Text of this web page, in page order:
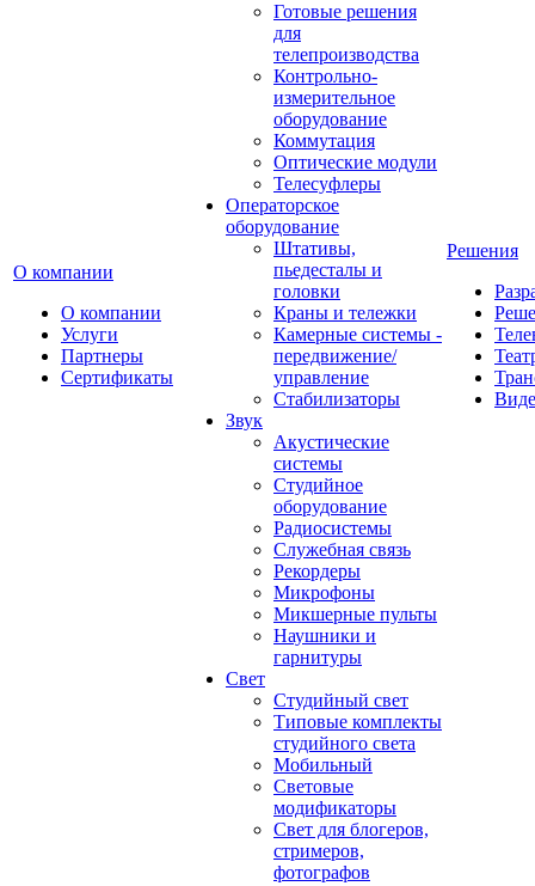
О компании
О компании
Услуги
Партнеры
Сертификаты
Готовые решения
для
телепроизводства
Контрольно-
измерительное
оборудование
Коммутация
Оптические модули
Телесуфлеры
Операторское
оборудование
Штативы,
пьедесталы и
головки
Краны и тележки
Камерные системы -
передвижение/
управление
Стабилизаторы
Звук
Акустические
системы
Студийное
оборудование
Радиосистемы
Служебная связь
Рекордеры
Микрофоны
Микшерные пульты
Наушники и
гарнитуры
Свет
Студийный свет
Типовые комплекты
студийного света
Мобильный
Световые
модификаторы
Свет для блогеров,
стримеров,
фотографов
Решения